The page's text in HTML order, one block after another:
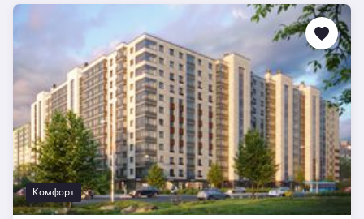
Комфорт